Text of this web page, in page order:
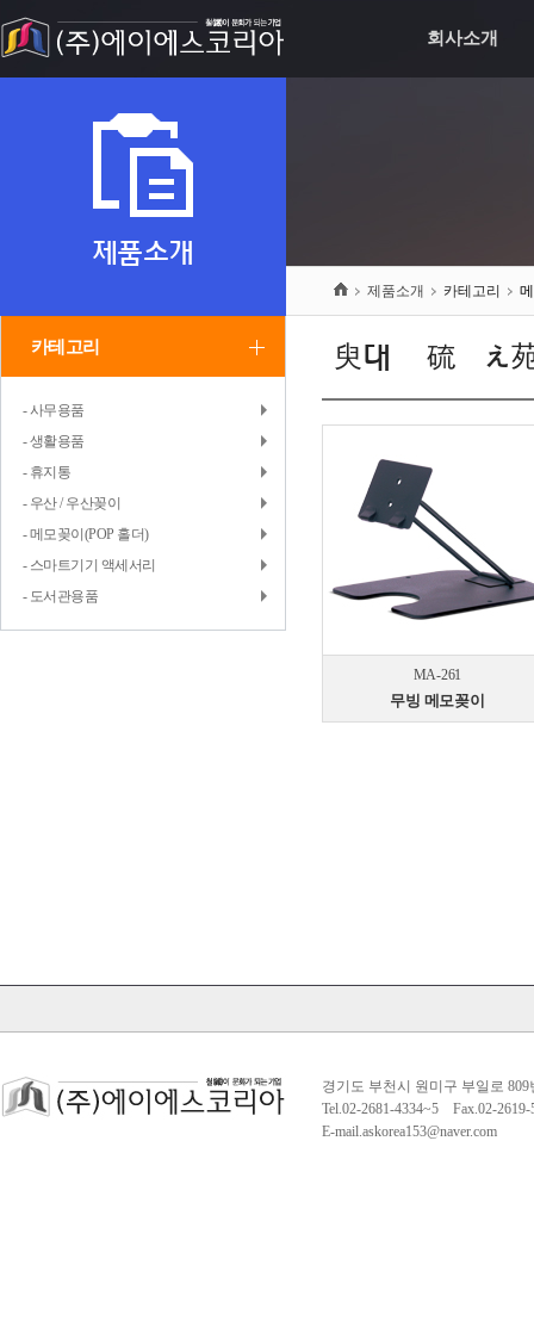
회사소개
제품소개
카테고리
- 사무용품
- 생활용품
- 휴지통
- 우산 / 우산꽂이
- 메모꽂이(POP 홀더)
- 스마트기기 액세서리
- 도서관용품
제품소개 카테고리
臾대튃 硫붾え
MA-261
무빙 메모꽂이
경기도 부천시 원미구 부일로
Tel.02-2681-4334~5 Fax.02-
E-mail.askorea153@naver.com